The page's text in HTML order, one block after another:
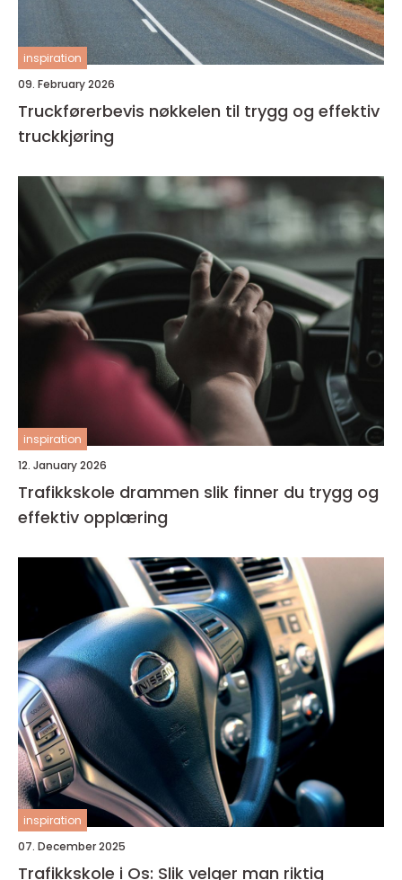
inspiration
09. February 2026
Truckførerbevis nøkkelen til trygg og effektiv
truckkjøring
inspiration
12. January 2026
Trafikkskole drammen slik finner du trygg og
effektiv opplæring
inspiration
07. December 2025
Trafikkskole i Os: Slik velger man riktig